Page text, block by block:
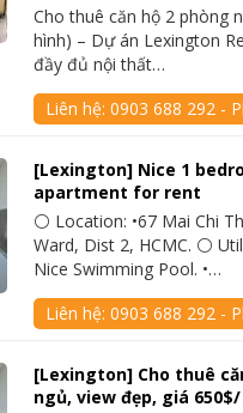
Cho thuê căn hộ 2 phòng
hình) – Dự án Lexington
đầy đủ nội thất…
Liên hệ:0903 688 292 -
[Lexington] Nice 1
apartment for rent
⚪ Location: •67 Mai Chi
Ward, Dist 2, HCMC. ⚪
Nice Swimming Pool. •…
Liên hệ:0903 688 292 -
[Lexington] Cho thuê
ngủ, view đẹp, giá